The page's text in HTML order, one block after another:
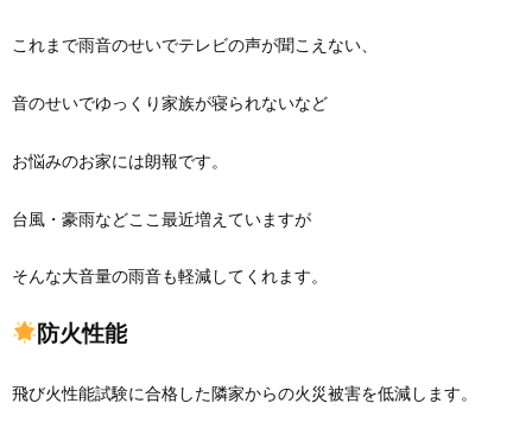
これまで雨音のせいでテレビの声が聞こえない、
音のせいでゆっくり家族が寝られないなど
お悩みのお家には朗報です。
台風・豪雨などここ最近増えていますが
そんな大音量の雨音も軽減してくれます。
防火性能
飛び火性能試験に合格した隣家からの火災被害を低減します。